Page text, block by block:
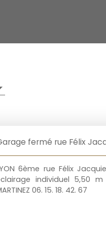
fermé rue Félix
6ème rue Félix
individuel 5,50 m
06. 15. 18. 42. 67